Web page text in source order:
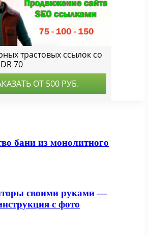
бани из монолитного
своими руками —
с фото